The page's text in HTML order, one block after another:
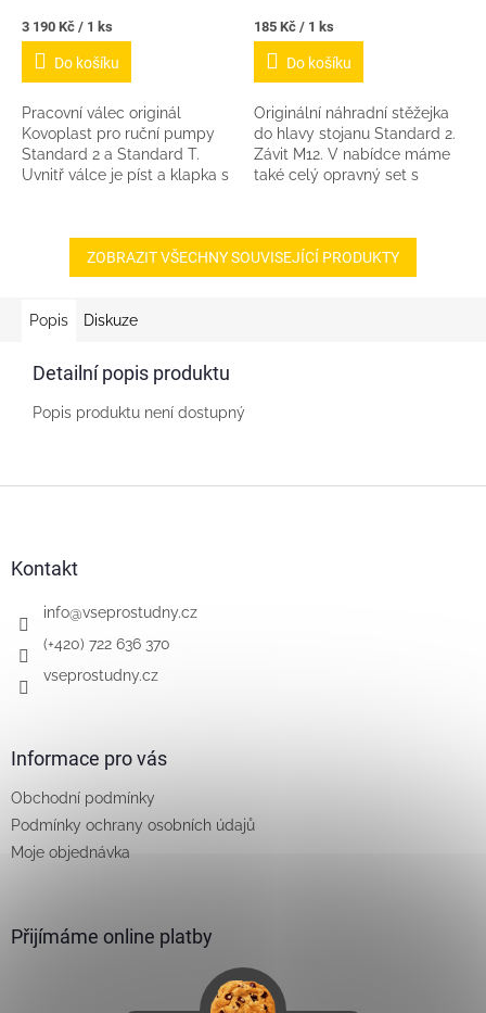
Měrná
cena:
3 190 Kč / 1 ks
Do košíku
Pracovní válec originál
Kovoplast pro ruční pumpy
Standard 2 a Standard T.
Uvnitř válce je píst a klapka s
Měrná
cena:
185 Kč / 1 ks
Do košíku
Originální náhradní stěžejka
do hlavy stojanu Standard 2.
Závit M12. V nabídce máme
také celý opravný set s
ZOBRAZIT VŠECHNY SOUVISEJÍCÍ PRODUKTY
Popis Diskuze
Detailní popis produktu
Popis produktu není dostupný
Kontakt
info@vseprostudny.cz
(+420) 722 636 370
vseprostudny.cz
Informace pro vás
Obchodní podmínky
Podmínky ochrany osobních údajů
Moje objednávka
Přijímáme online platby